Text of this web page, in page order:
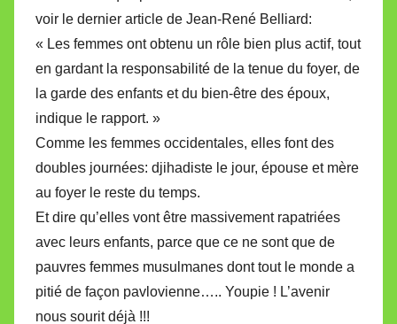
voir le dernier article de Jean-René Belliard:
« Les femmes ont obtenu un rôle bien plus actif, tout
en gardant la responsabilité de la tenue du foyer, de
la garde des enfants et du bien-être des époux,
indique le rapport. »
Comme les femmes occidentales, elles font des
doubles journées: djihadiste le jour, épouse et mère
au foyer le reste du temps.
Et dire qu’elles vont être massivement rapatriées
avec leurs enfants, parce que ce ne sont que de
pauvres femmes musulmanes dont tout le monde a
pitié de façon pavlovienne….. Youpie ! L’avenir
nous sourit déjà !!!